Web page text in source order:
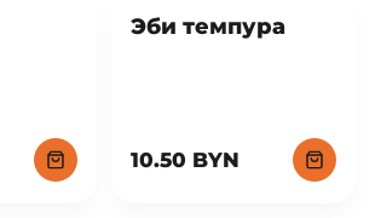
Эби темпура
10.50 BYN